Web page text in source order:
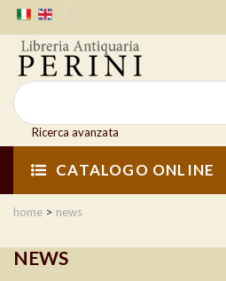
Ricerca avanzata
CATALOGO ONLINE
home > news
NEWS